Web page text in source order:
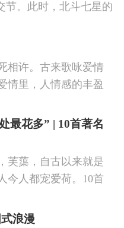
节。此时，北斗七星的
气渐收、阴气渐长，由
相许。古来歌咏爱情
情里，人情感的丰盈
诗词，与你一起感受
最花多” | 10首著名
芙蕖，自古以来就是
今人都宠爱荷。10首
照水爱晴柔。
浪漫